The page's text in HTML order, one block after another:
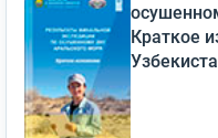
Краткое